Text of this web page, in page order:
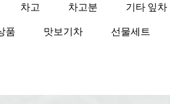
차고 차고분 기타 잎차
품 맛보기차 선물세트